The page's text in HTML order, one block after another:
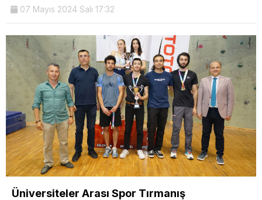
07 Mayıs 2024 Salı 17:32
Üniversiteler Arası Spor Tırmanış